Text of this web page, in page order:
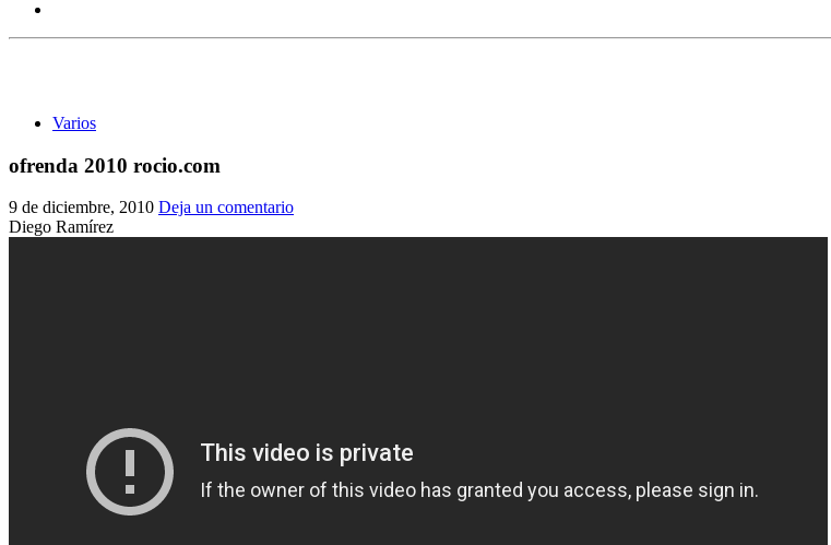
Varios
ofrenda 2010 rocio.com
9 de diciembre, 2010 Deja un comentario
Diego Ramírez